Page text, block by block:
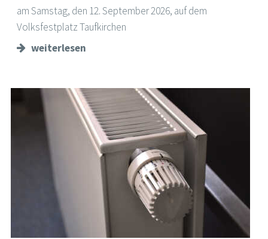
am Samstag, den 12. September 2026, auf dem
Volksfestplatz Taufkirchen
weiterlesen